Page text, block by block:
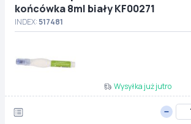
końcówka 8ml biały KF00271
INDEX:517481
Wysyłka już jutro